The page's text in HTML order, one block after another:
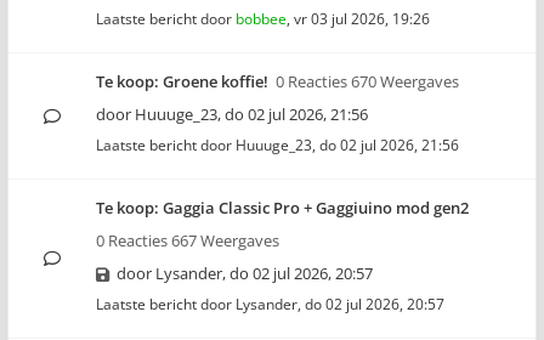
Laatste bericht door bobbee, vr 03 jul 2026, 19:26
Te koop: Groene koffie! 0 Reacties 670 Weergaves
door Huuuge_23,do 02 jul 2026, 21:56
Laatste bericht door Huuuge_23, do 02 jul 2026, 21:56
Te koop: Gaggia Classic Pro + Gaggiuino mod gen2
0 Reacties 667 Weergaves
door Lysander,do 02 jul 2026, 20:57
Laatste bericht door Lysander, do 02 jul 2026, 20:57